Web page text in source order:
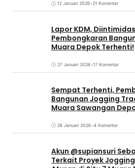
12 Januari 2026•21 Komentar
Lapor KDM,
Pembongkaran
Muara Depok Terhenti!
27 Januari 2026•17 Komentar
Sempat Terhenti,
Bangunan Jogging
Muara Sawangan
28 Januari 2026•4 Komentar
Akun @supiansuri
Terkait Proyek